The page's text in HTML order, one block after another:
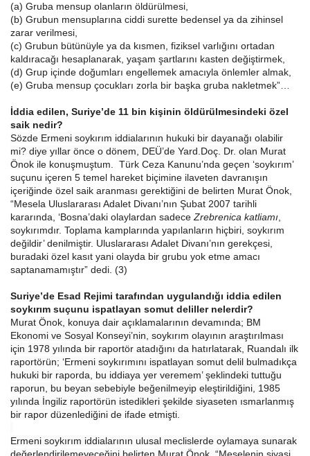
(a) Gruba mensup olanların öldürülmesi,
(b) Grubun mensuplarına ciddi surette bedensel ya da zihinsel
zarar verilmesi,
(c) Grubun bütünüyle ya da kısmen, fiziksel varlığını ortadan
kaldıracağı hesaplanarak, yaşam şartlarını kasten değiştirmek,
(d) Grup içinde doğumları engellemek amacıyla önlemler almak,
(e) Gruba mensup çocukları zorla bir başka gruba nakletmek”…
İddia edilen, Suriye’de 11 bin kişinin öldürülmesindeki özel
saik nedir?
Sözde Ermeni soykırım iddialarının hukuki bir dayanağı olabilir
mi? diye yıllar önce o dönem, DEÜ’de Yard.Doç. Dr. olan Murat
Önok ile konuşmuştum. Türk Ceza Kanunu’nda geçen ‘soykırım’
suçunu içeren 5 temel hareket biçimine ilaveten davranışın
içeriğinde özel saik aranması gerektiğini de belirten Murat Önok,
“Mesela Uluslararası Adalet Divanı’nın Şubat 2007 tarihli
kararında, ‘Bosna’daki olaylardan sadece Zrebrenica katliamı
soykırımdır. Toplama kamplarında yapılanların hiçbiri, soykırım
değildir’ denilmiştir. Uluslararası Adalet Divanı’nın gerekçesi,
buradaki özel kasıt yani olayda bir grubu yok etme amacı
saptanamamıştır” dedi. (3)
Suriye’de Esad Rejimi tarafından uygulandığı iddia edilen
soykırım suçunu ispatlayan somut deliller nelerdir?
Murat Önok, konuya dair açıklamalarının devamında; BM
Ekonomi ve Sosyal Konseyi’nin, soykırım olayının araştırılması
için 1978 yılında bir raportör atadığını da hatırlatarak, Ruandalı ilk
raportörün; ‘Ermeni soykırımını ispatlayan somut delil bulmadıkça
hukuki bir raporda, bu iddiaya yer veremem’ şeklindeki tuttuğu
raporun, bu beyan sebebiyle beğenilmeyip eleştirildiğini, 1985
yılında İngiliz raportörün istedikleri şekilde siyaseten ısmarlanmış
bir rapor düzenlediğini de ifade etmişti.
Ermeni soykırım iddialarının ulusal meclislerde oylamaya sunarak